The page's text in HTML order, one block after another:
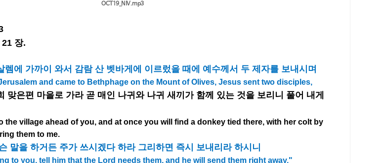
OCT19_NIV.mp3